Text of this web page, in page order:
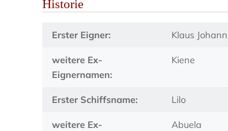
Historie
Erster Eigner: Klaus
weitere Ex-
Eignernamen:
Kiene
Erster Schiffsname: Lilo
weitere Ex-
Abuela